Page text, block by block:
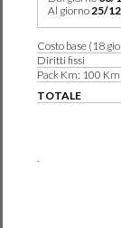
Al giorno25/
Costo base (18
Diritti fissi
Pack Km: 100
TOTALE
.